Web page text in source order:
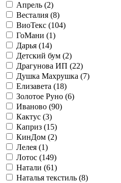
Апрель (2)
Весталия (8)
ВиоТекс (104)
ГоМани (1)
Дарья (14)
Детский бум (2)
Драгунова ИП (22)
Душка Махрушка (7)
Елизавета (18)
Золотое Руно (6)
Иваново (90)
Кактус (3)
Каприз (15)
КинДом (2)
Лелея (1)
Лотос (149)
Натали (61)
Наталья текстиль (8)